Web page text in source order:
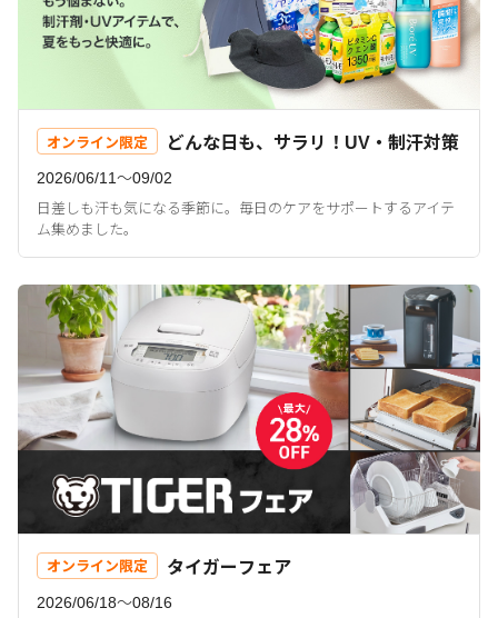
オンライン限定 どんな日も、サラリ！UV・制汗対策
2026/06/11〜09/02
日差しも汗も気になる季節に。毎日のケアをサポートするアイテ
ム集めました。
オンライン限定 タイガーフェア
2026/06/18〜08/16